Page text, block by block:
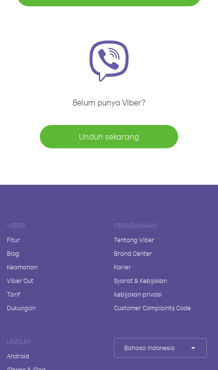
Belum punya Viber?
Unduh sekarang
VIBER
Fitur
Blog
Keamanan
Viber Out
Tarif
Dukungan
PERUSAHAAN
Tentang Viber
Brand Center
Karier
Syarat & Kebijakan
Kebijakan privasi
Customer Complaints Code
UNDUH
Android
Bahasa Indonesia